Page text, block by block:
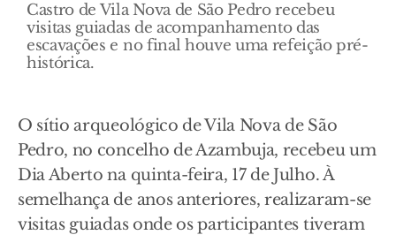
Castro de Vila Nova de São Pedro recebeu
visitas guiadas de acompanhamento das
escavações e no final houve uma refeição pré-
histórica.
O sítio arqueológico de Vila Nova de São
Pedro, no concelho de Azambuja, recebeu um
Dia Aberto na quinta-feira, 17 de Julho. À
semelhança de anos anteriores, realizaram-se
visitas guiadas onde os participantes tiveram